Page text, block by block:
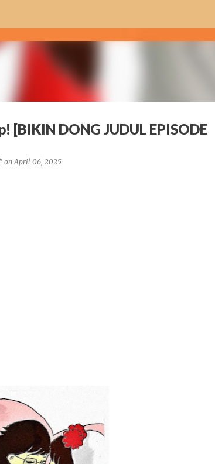
[BIKIN DONG JUDUL EPISODE
onApril 06, 2025